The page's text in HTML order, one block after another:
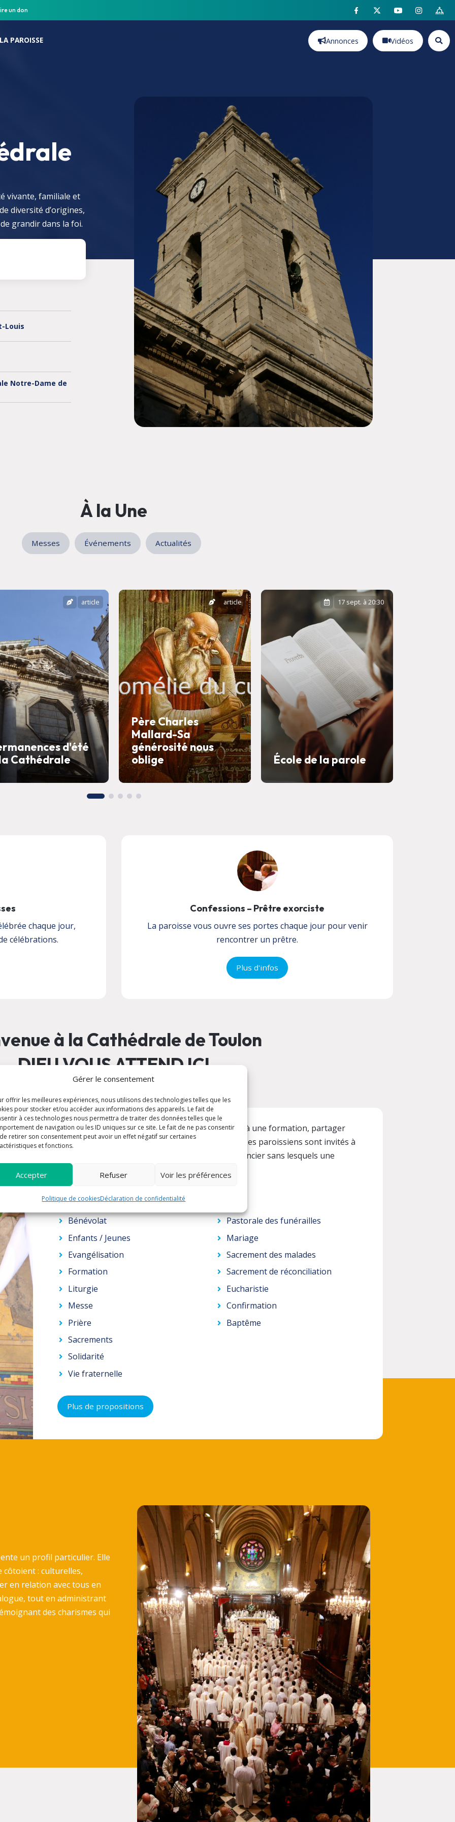
un don
Gérer le consentement
offrir les meilleures expériences, nous utilisons des technologies telles que les
pour stocker et/ou accéder aux informations des appareils. Le fait de
à ces technologies nous permettra de traiter des données telles que le
de navigation ou les ID uniques sur ce site. Le fait de ne pas consentir
retirer son consentement peut avoir un effet négatif sur certaines
et fonctions.
Accepter Refuser Voir les préférences
Politique de cookiesDéclaration de confidentialité
LA PAROISSE Annonces Vidéos
vivante, familiale et
diversité d’origines,
grandir dans la foi.
Louis
Notre-Dame de
À la Une
Messes Événements Actualités
d'été
Cathédrale
article
Père Charles
Mallard-Sa
générosité nous
oblige
article
École de la parole
17 sept. à 20:30
chaque jour,
célébrations.
Confessions – Prêtre exorciste
La paroisse vous ouvre ses portes chaque jour pour venir
rencontrer un prêtre.
Plus d'infos
à la Cathédrale de Toulon
DIEU VOUS ATTEND ICI
Pour pouvoir vivre en chrétien, il faut avoir accès à une formation, partager
avec les autres, notamment par l'évangélisation. Les paroissiens sont invités à
s'engager à travers le bénévolat et le soutien financier sans lesquels une
paroisse ne peut annoncer et vivre l’Évangile.
La paroisse vous propose
Bénévolat
Enfants / Jeunes
Evangélisation
Formation
Liturgie
Messe
Prière
Sacrements
Solidarité
Vie fraternelle
Pastorale des funérailles
Mariage
Sacrement des malades
Sacrement de réconciliation
Eucharistie
Confirmation
Baptême
Plus de propositions
un profil particulier. Elle
: culturelles,
en relation avec tous en
tout en administrant
des charismes qui